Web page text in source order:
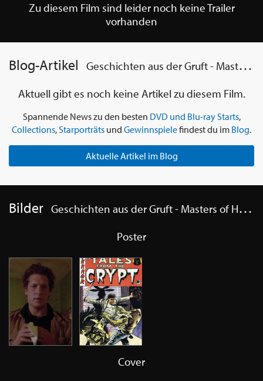
Zu diesem Film sind leider noch keine Trailer
vorhanden
Blog-Artikel
Geschichten aus der Gruft - Masters of Horror 5
Aktuell gibt es noch keine Artikel zu diesem Film.
Spannende News zu den besten DVD und Blu-ray Starts,
Collections,Starporträts und Gewinnspielefindest du im Blog.
Aktuelle Artikel im Blog
Bilder Geschichten aus der Gruft - Masters of Horror 5
Poster
Cover